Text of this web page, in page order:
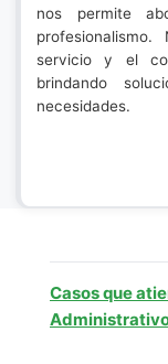
nos permite
servicio y el
brindando
necesidades.
Casos que